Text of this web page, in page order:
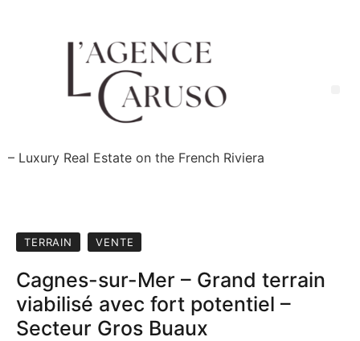
– Luxury Real Estate on the French Riviera
TERRAIN VENTE
Cagnes-sur-Mer – Grand terrain
viabilisé avec fort potentiel –
Secteur Gros Buaux